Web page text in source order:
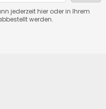
jederzeit hier oder in Ihrem
werden.